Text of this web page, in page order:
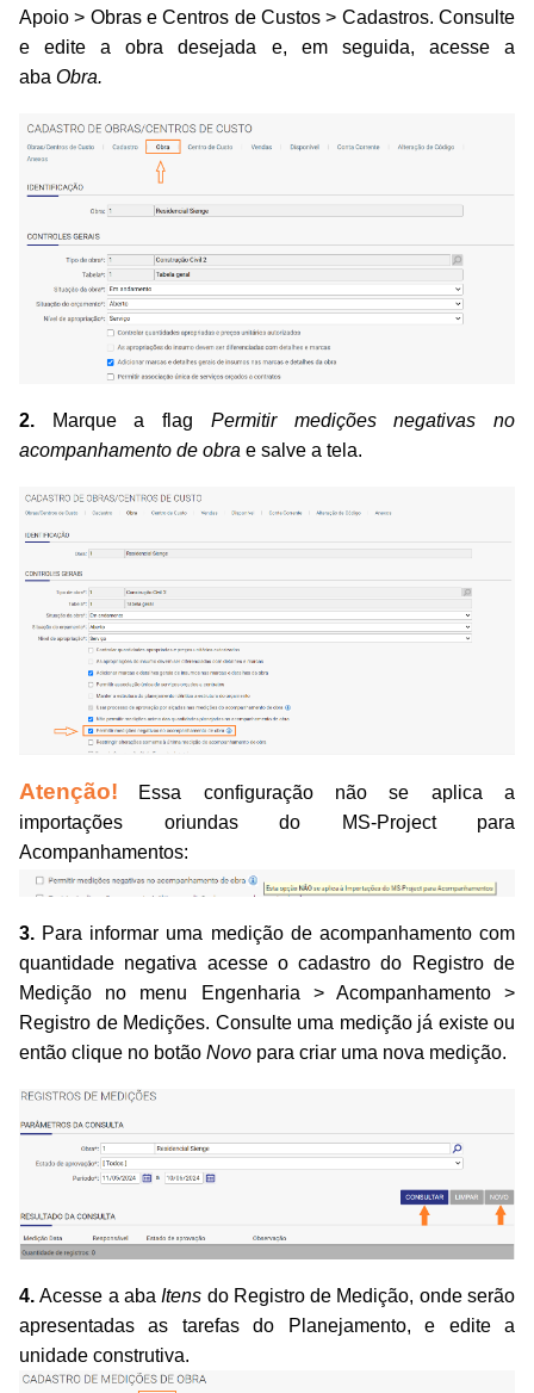
Apoio > Obras e Centros de Custos > Cadastros. Consulte
e edite a obra desejada e, em seguida, acesse a
aba Obra.
2. Marque a flag Permitir medições negativas no
acompanhamento de obra e salve a tela.
Atenção!
Essa configuração não se aplica a
importações oriundas do MS-Project para
Acompanhamentos:
3. Para informar uma medição de acompanhamento com
quantidade negativa acesse o cadastro do Registro de
Medição no menu
Engenharia > Acompanhamento >
Registro de Medições. Consulte uma medição já existe ou
então clique no botão Novo para criar uma nova medição.
4.Acesse a aba Itens do Registro de Medição, onde serão
apresentadas as tarefas do Planejamento, e edite a
unidade construtiva.